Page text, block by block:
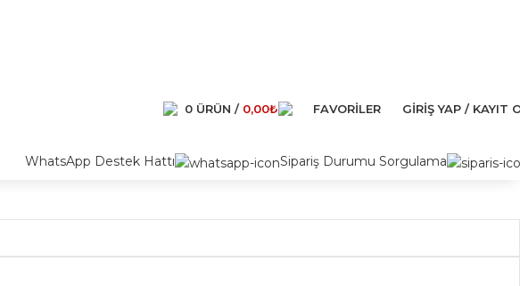
0 ÜRÜN / 0,00₺ FAVORILER GIRIŞ YAP / KAYIT
WhatsApp Destek Hattı
Sipariş Durumu Sorgulama